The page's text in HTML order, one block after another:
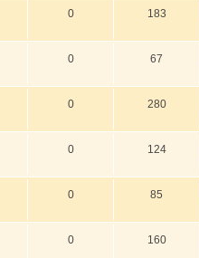
0 183
0 67
0 280
0 124
0 85
0 160